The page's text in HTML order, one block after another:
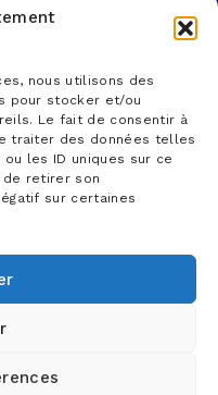
nous utilisons des
pour stocker et/ou
Le fait de consentir à
traiter des données telles
les ID uniques sur ce
retirer son
sur certaines
sur la faillite et
de
sur la
d’utilisation